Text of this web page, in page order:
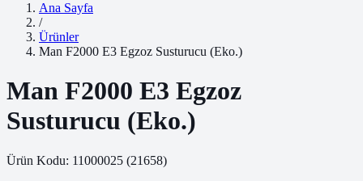
Ana Sayfa
/
Ürünler
Man F2000 E3 Egzoz Susturucu (Eko.)
Man F2000 E3 Egzoz
Susturucu (Eko.)
Ürün Kodu: 11000025 (21658)